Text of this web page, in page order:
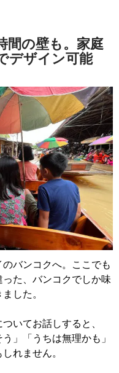
間の壁も。家庭
デザイン可能
バンコクへ。ここでも
た、バンコクでしか味
した。
いてお話しすると、
」「うちは無理かも」
れません。